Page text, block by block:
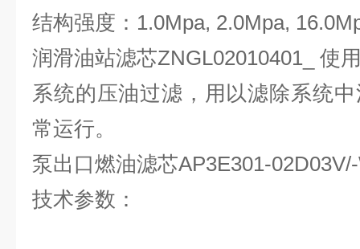
结构强度：1.0Mpa, 2.0Mpa,
润滑油站滤芯ZNGL02010401_ 使
系统的压油过滤，用以滤除系统
常运行。
泵出口燃油滤芯AP3E301-
技术参数：